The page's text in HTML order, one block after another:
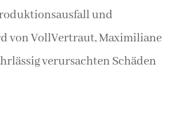
und
von VollVertraut, Maximiliane
verursachten Schäden